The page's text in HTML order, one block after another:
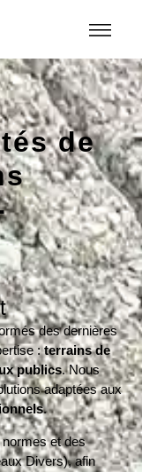
de
des dernières
:terrains de
publics. Nous
adaptées aux
.
et des
Divers), afin